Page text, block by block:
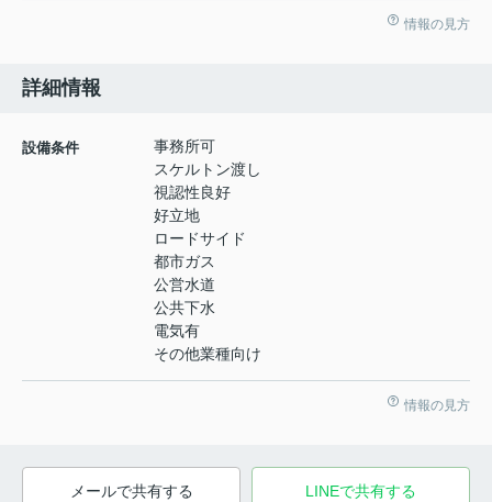
情報の見方
詳細情報
設備条件
事務所可
スケルトン渡し
視認性良好
好立地
ロードサイド
都市ガス
公営水道
公共下水
電気有
その他業種向け
情報の見方
メールで共有する LINEで共有する